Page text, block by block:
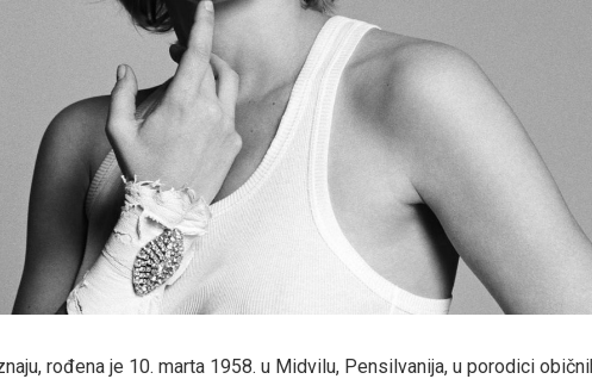
rođena je 10. marta 1958. u Midvilu, Pensilvanija, u porodici